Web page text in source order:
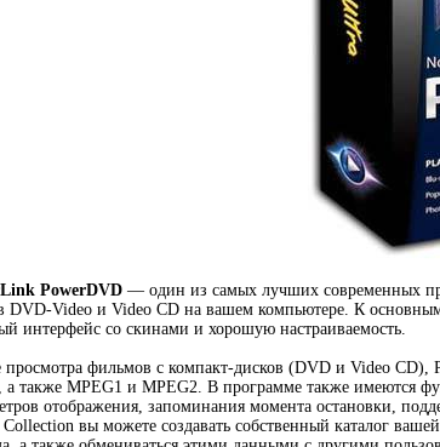
PowerDVD — один из самых лучших современных
DVD-Video и Video CD на вашем компьютере. К
интерфейс со скинами и хорошую настраиваемость.
просмотра фильмов с компакт-дисков (DVD и Video
а также MPEG1 и MPEG2. В программе также имеются
отображения, запоминания момента остановки,
вы можете создавать собственный каталог